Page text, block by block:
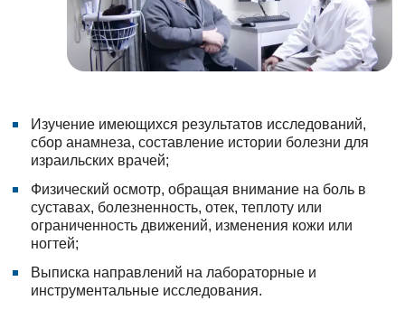
Изучение имеющихся результатов исследований,
сбор анамнеза, составление истории болезни для
израильских врачей;
Физический осмотр, обращая внимание на боль в
суставах, болезненность, отек, теплоту или
ограниченность движений, изменения кожи или
ногтей;
Выписка направлений на лабораторные и
инструментальные исследования.